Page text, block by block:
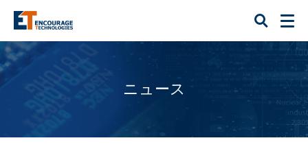
ニュース